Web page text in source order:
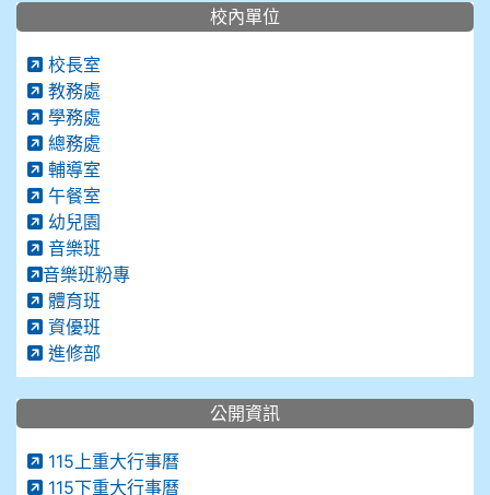
校內單位
校長室
教務處
學務處
總務處
輔導室
午餐室
幼兒園
音樂班
音樂班粉專
體育班
資優班
進修部
公開資訊
115上重大行事曆
115下重大行事曆